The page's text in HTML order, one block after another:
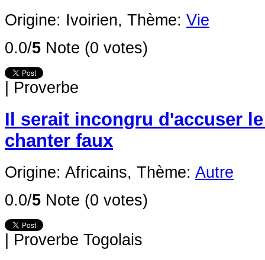
Origine: Ivoirien, Thème: Vie
0.0/5 Note (0 votes)
Proverbe
Il serait incongru d'accuser
chanter faux
Origine: Africains, Thème: Autre
0.0/5 Note (0 votes)
Proverbe Togolais